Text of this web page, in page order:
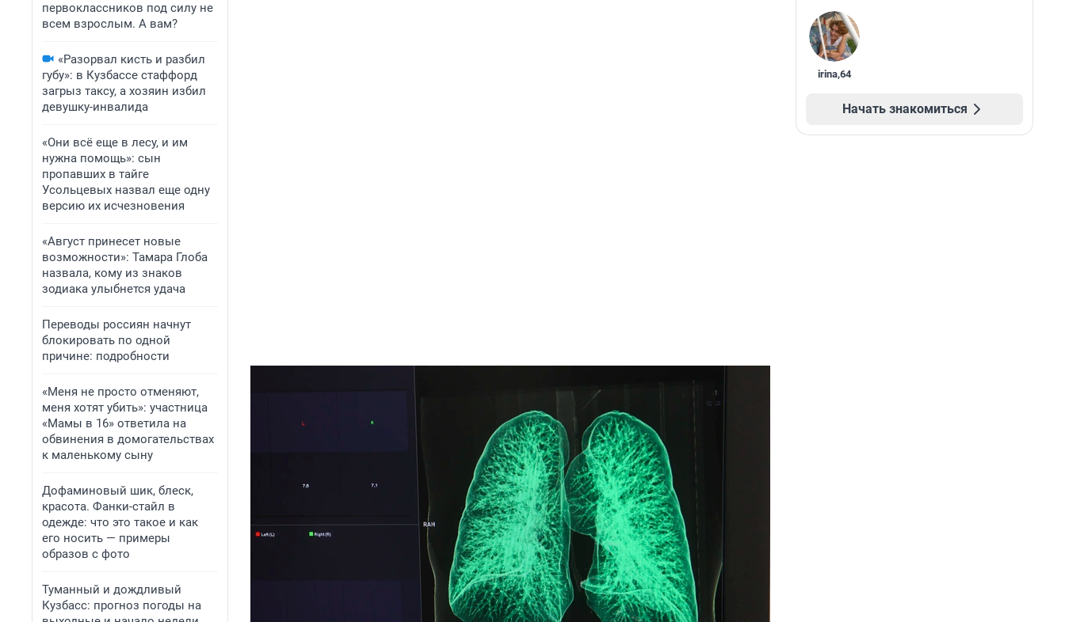
первоклассников под силу не
всем взрослым. А вам?
«Разорвал кисть и разбил
губу»: в Кузбассе стаффорд
загрыз таксу, а хозяин избил
девушку-инвалида
«Они всё еще в лесу, и им
нужна помощь»: сын
пропавших в тайге
Усольцевых назвал еще одну
версию их исчезновения
«Август принесет новые
возможности»: Тамара Глоба
назвала, кому из знаков
зодиака улыбнется удача
Переводы россиян начнут
блокировать по одной
причине: подробности
«Меня не просто отменяют,
меня хотят убить»: участница
«Мамы в 16» ответила на
обвинения в домогательствах
к маленькому сыну
Дофаминовый шик, блеск,
красота. Фанки-стайл в
одежде: что это такое и как
его носить — примеры
образов с фото
Туманный и дождливый
Кузбасс: прогноз погоды на
irina,64
Начать знакомиться